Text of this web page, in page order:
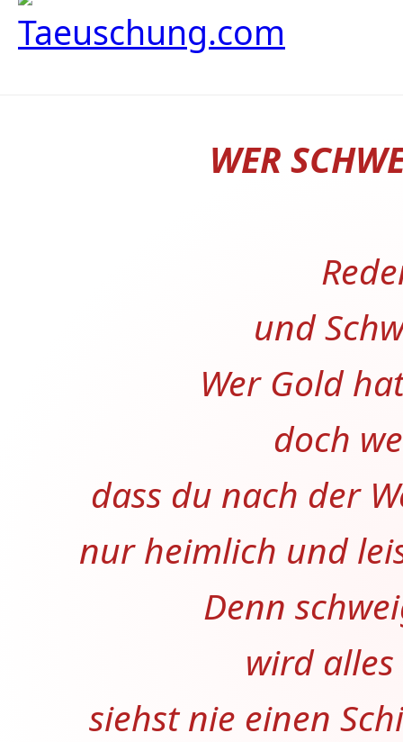
WER
und
Wer Gold
doch
dass du nach der
nur heimlich und
Denn
wird
siehst nie einen